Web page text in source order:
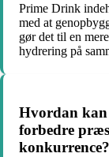
Prime Drink
med at
gør det til en
hydrering på
Hvordan
forbedre
konkurrence?